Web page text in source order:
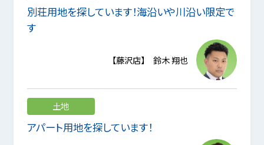
別荘用地を探しています！海沿いや川沿い限定で
す
【藤沢店】 鈴木 翔也
土地
アパート用地を探しています！